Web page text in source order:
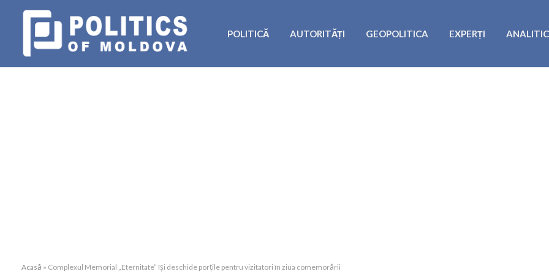
POLITICĂ AUTORITĂȚI GEOPOLITICA EXPERȚI
Acasă » Complexul Memorial „Eternitate” își deschide porțile pentru vizitatori în ziua comemorării